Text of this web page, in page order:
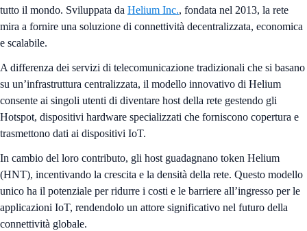
tutto il mondo. Sviluppata da Helium Inc., fondata nel 2013, la rete
mira a fornire una soluzione di connettività decentralizzata, economica
e scalabile.
A differenza dei servizi di telecomunicazione tradizionali che si basano
su un’infrastruttura centralizzata, il modello innovativo di Helium
consente ai singoli utenti di diventare host della rete gestendo gli
Hotspot, dispositivi hardware specializzati che forniscono copertura e
trasmettono dati ai dispositivi IoT.
In cambio del loro contributo, gli host guadagnano token Helium
(HNT), incentivando la crescita e la densità della rete. Questo modello
unico ha il potenziale per ridurre i costi e le barriere all’ingresso per le
applicazioni IoT, rendendolo un attore significativo nel futuro della
connettività globale.